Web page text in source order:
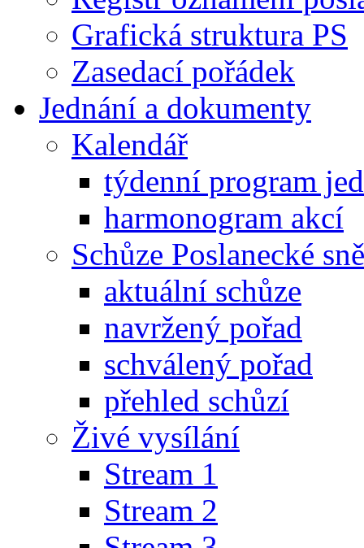
Grafická struktura PS
Zasedací pořádek
Jednání a dokumenty
Kalendář
týdenní program
harmonogram akcí
Schůze Poslanecké
aktuální schůze
navržený pořad
schválený pořad
přehled schůzí
Živé vysílání
Stream 1
Stream 2